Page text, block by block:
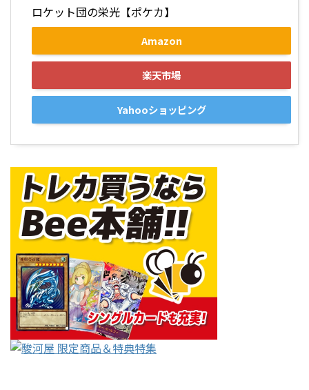
ロケット団の栄光【ポケカ】
Amazon
楽天市場
Yahooショッピング